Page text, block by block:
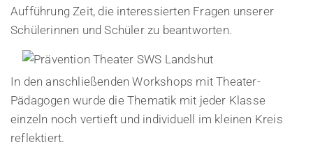
Aufführung Zeit, die interessierten Fragen unserer
Schülerinnen und Schüler zu beantworten.
In den anschließenden Workshops mit Theater-
Pädagogen wurde die Thematik mit jeder Klasse
einzeln noch vertieft und individuell im kleinen Kreis
reflektiert.